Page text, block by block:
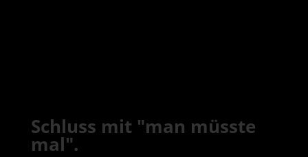
Schluss mit "man müsste
mal".